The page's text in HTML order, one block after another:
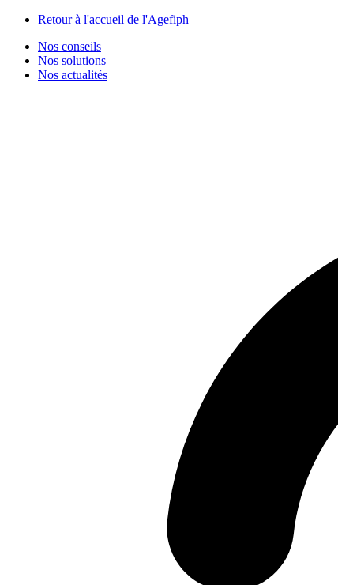
Retour à l'accueil de l'Agefiph
Nos conseils
Nos solutions
Nos actualités